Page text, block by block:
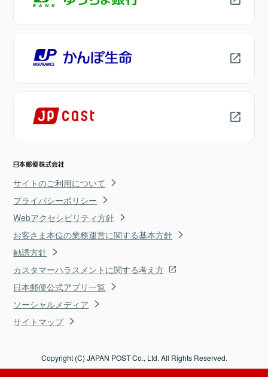
サイトのご利用について
プライバシーポリシー
Webアクセシビリティ方針
お客さま本位の業務運営に関する基本方針
勧誘方針
カスタマーハラスメントに関する考え方
日本郵便公式アプリ一覧
ソーシャルメディア
サイトマップ
Copyright (C) JAPAN POST Co., Ltd. All Rights Reserved.